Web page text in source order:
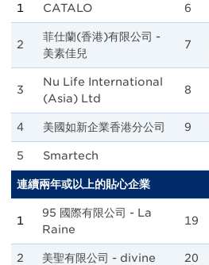
1 CATALO 6
2
菲仕蘭(香港)有限公司 -
美素佳兒
7
3
Nu Life International
(Asia) Ltd
8
4 美國如新企業香港分公司 9
5 Smartech
連續兩年或以上的貼心企業
1
95 國際有限公司 - La
Raine
19
2 美聖有限公司 - divine 20